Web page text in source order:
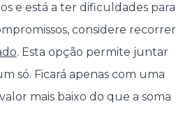
e está a ter dificuldades para
considere recorrer
. Esta opção permite juntar
só. Ficará apenas com uma
mais baixo do que a soma